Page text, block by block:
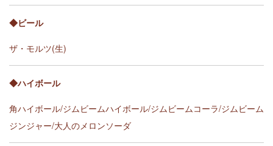
◆ビール
ザ・モルツ(生)
◆ハイボール
角ハイボール/ジムビームハイボール/ジムビームコーラ/ジムビーム
ジンジャー/大人のメロンソーダ